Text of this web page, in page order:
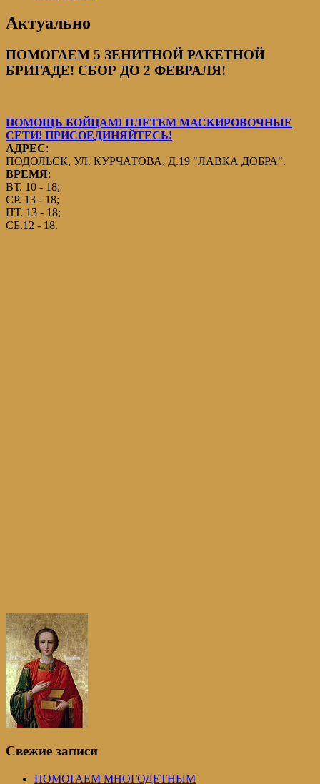
Актуально
ПОМОГАЕМ 5 ЗЕНИТНОЙ РАКЕТНОЙ
БРИГАДЕ! СБОР ДО 2 ФЕВРАЛЯ!
ПОМОЩЬ БОЙЦАМ! ПЛЕТЕМ МАСКИРОВОЧНЫЕ
СЕТИ! ПРИСОЕДИНЯЙТЕСЬ!
АДРЕС:
ПОДОЛЬСК, УЛ. КУРЧАТОВА, Д.19 "ЛАВКА ДОБРА".
ВРЕМЯ:
ВТ. 10 - 18;
СР. 13 - 18;
ПТ. 13 - 18;
СБ.12 - 18.
Свежие записи
ПОМОГАЕМ МНОГОДЕТНЫМ